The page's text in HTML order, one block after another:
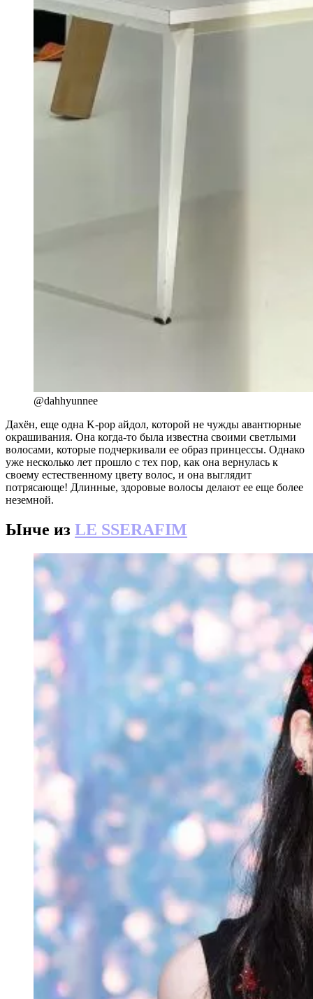
@dahhyunnee
Дахён, еще одна K-pop айдол, которой не чужды авантюрные
окрашивания. Она когда-то была известна своими светлыми
волосами, которые подчеркивали ее образ принцессы. Однако
уже несколько лет прошло с тех пор, как она вернулась к
своему естественному цвету волос, и она выглядит
потрясающе! Длинные, здоровые волосы делают ее еще более
неземной.
Ынче из LE SSERAFIM